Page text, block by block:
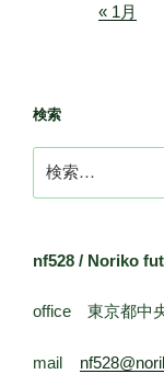
« 1月
検索
索:
nf528 / Noriko
office 東京都中
mail